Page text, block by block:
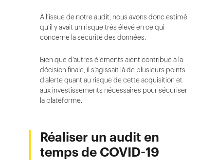
À l’issue de notre audit, nous avons donc estimé
qu’il y avait un risque très élevé en ce qui
concerne la sécurité des données.
Bien que d’autres éléments aient contribué à la
décision finale, il s’agissait là de plusieurs points
d’alerte quant au risque de cette acquisition et
aux investissements nécessaires pour sécuriser
la plateforme.
Réaliser un audit en
temps de COVID-19